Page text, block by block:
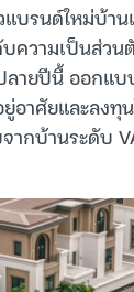
บรนด์ใหม่บ้
วามเป็นส่วน
ลายปีนี้ ออกแ
าศัยและลงทุ
ากบ้านระดับ